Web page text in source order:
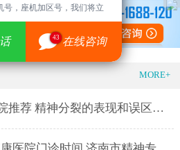
号，座机加区号，我们将立
43 在线咨询
MORE+
荐 精神分裂的表现和误区有什